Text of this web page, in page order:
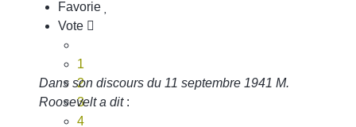
Favorie
Vote
1
2
3
4
Dans son discours du 11 septembre 1941 M.
Roosevelt a dit: